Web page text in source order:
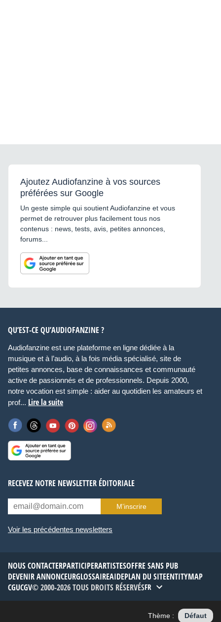
Ajoutez Audiofanzine à vos sources
préférées sur Google
Un geste simple qui soutient Audiofanzine et vous
permet de retrouver plus facilement tous nos
contenus : news, tests, avis, petites annonces,
forums...
QU’EST-CE QU’AUDIOFANZINE ?
Audiofanzine est une plateforme en ligne dédiée à la
musique et à l’audio, à la fois média spécialisé, site de
petites annonces, base de connaissances et communauté
active de passionnés et de professionnels. Depuis 2000,
notre vocation est simple : aider au quotidien les amateurs et
prof... Lire la suite
RECEVEZ NOTRE NEWSLETTER ÉDITORIALE
M’inscrire
Voir les précédentes newsletters
NOUS CONTACTERPARTICIPERARTISTESOFFRE SANS PUB
DEVENIR ANNONCEURGLOSSAIREAIDEPLAN DU SITEENTITYMAP
CGUCGV© 2000-2026 TOUS DROITS RÉSERVÉSFR
Thème : Défaut